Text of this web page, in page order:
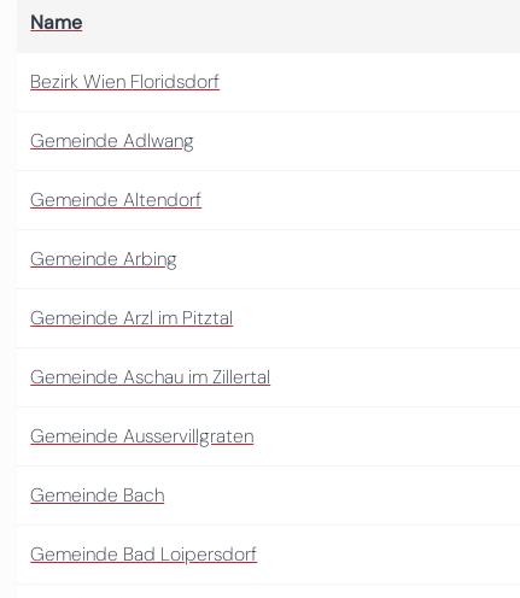
Name
Bezirk Wien Floridsdorf
Gemeinde Adlwang
Gemeinde Altendorf
Gemeinde Arbing
Gemeinde Arzl im Pitztal
Gemeinde Aschau im Zillertal
Gemeinde Ausservillgraten
Gemeinde Bach
Gemeinde Bad Loipersdorf